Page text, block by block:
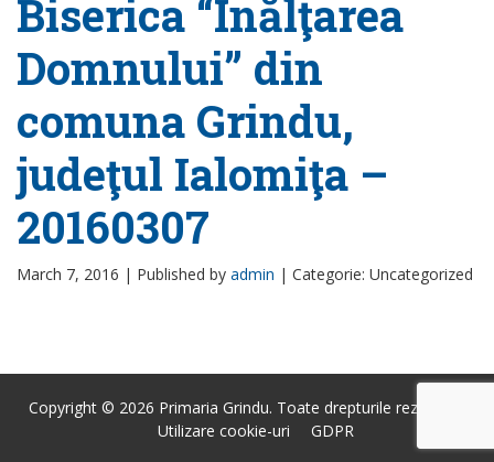
Biserica “Înălţarea
Domnului” din
comuna Grindu,
judeţul Ialomiţa –
20160307
March 7, 2016 | Published by admin | Categorie: Uncategorized
Copyright © 2026 Primaria Grindu. Toate drepturile rezervate.
Utilizare cookie-uri
GDPR